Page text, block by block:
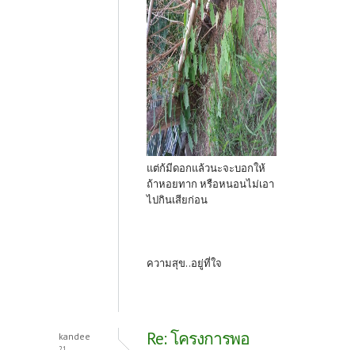
แต่ก้มีดอกแล้วนะจะบอกให้
ถ้าหอยทาก หรือหนอนไม่เอา
ไปกินเสียก่อน
ความสุข..อยู่ที่ใจ
kandee
Re: โครงการพอ